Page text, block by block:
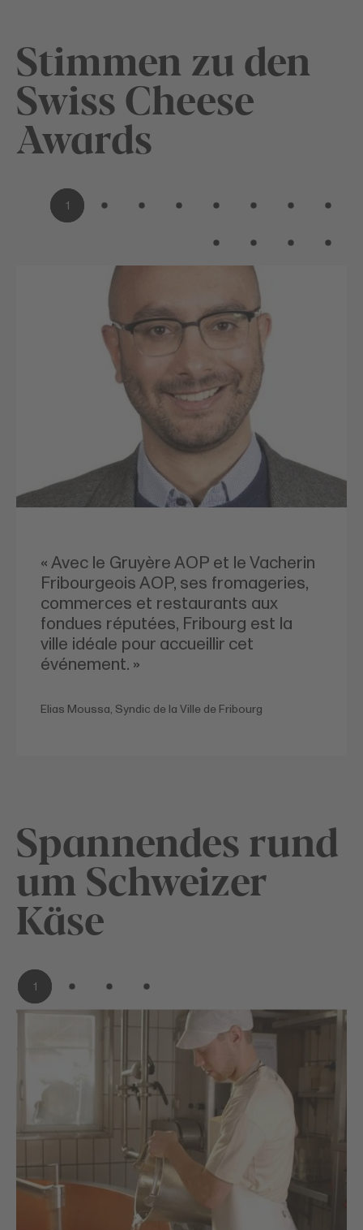
Stimmen zu den
Swiss Cheese
Awards
1
« Avec le Gruyère AOP et le Vacherin
Fribourgeois AOP, ses fromageries,
commerces et restaurants aux
fondues réputées, Fribourg est la
ville idéale pour accueillir cet
événement. »
Elias Moussa, Syndic de la Ville de Fribourg
Spannendes rund
um Schweizer
Käse
1